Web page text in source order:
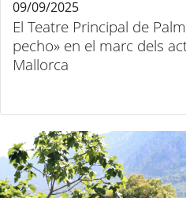
El Teatre Principal de
pecho» en el marc dels
Mallorca
09/09/2025